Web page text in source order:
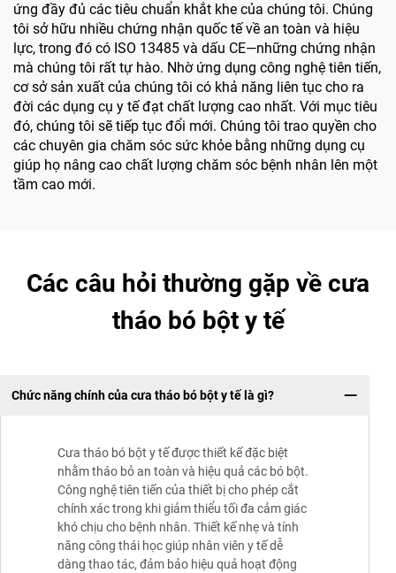
ứng đầy đủ các tiêu chuẩn khắt khe của chúng tôi. Chúng
tôi sở hữu nhiều chứng nhận quốc tế về an toàn và hiệu
lực, trong đó có ISO 13485 và dấu CE—những chứng nhận
mà chúng tôi rất tự hào. Nhờ ứng dụng công nghệ tiên tiến,
cơ sở sản xuất của chúng tôi có khả năng liên tục cho ra
đời các dụng cụ y tế đạt chất lượng cao nhất. Với mục tiêu
đó, chúng tôi sẽ tiếp tục đổi mới. Chúng tôi trao quyền cho
các chuyên gia chăm sóc sức khỏe bằng những dụng cụ
giúp họ nâng cao chất lượng chăm sóc bệnh nhân lên một
tầm cao mới.
Các câu hỏi thường gặp về cưa
tháo bó bột y tế
Chức năng chính của cưa tháo bó bột y tế là gì?
Cưa tháo bó bột y tế được thiết kế đặc biệt
nhằm tháo bỏ an toàn và hiệu quả các bó bột.
Công nghệ tiên tiến của thiết bị cho phép cắt
chính xác trong khi giảm thiểu tối đa cảm giác
khó chịu cho bệnh nhân. Thiết kế nhẹ và tính
năng công thái học giúp nhân viên y tế dễ
dàng thao tác, đảm bảo hiệu quả hoạt động